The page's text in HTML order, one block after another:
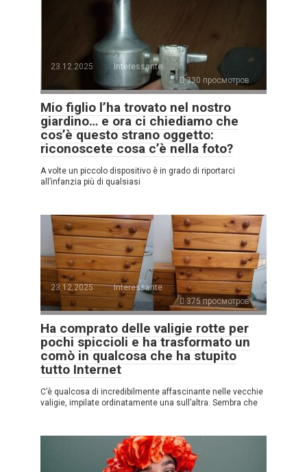
23.12.2025
Interessante
330 просмотров
Mio figlio l’ha trovato nel nostro
giardino… e ora ci chiediamo che
cos’è questo strano oggetto:
riconoscete cosa c’è nella foto?
A volte un piccolo dispositivo è in grado di riportarci
all’infanzia più di qualsiasi
23.12.2025
Interessante
375 просмотров
Ha comprato delle valigie rotte per
pochi spiccioli e ha trasformato un
comò in qualcosa che ha stupito
tutto Internet
C’è qualcosa di incredibilmente affascinante nelle vecchie
valigie, impilate ordinatamente una sull’altra. Sembra che